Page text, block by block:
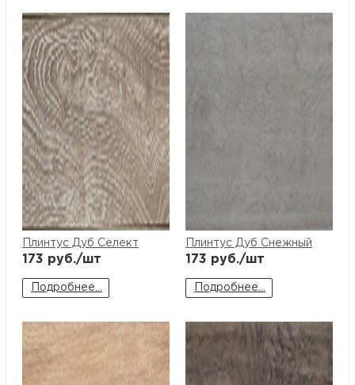
Плинтус Дуб Селект
173 руб./шт
Подробнее...
Плинтус Дуб Снежный
173 руб./шт
Подробнее...